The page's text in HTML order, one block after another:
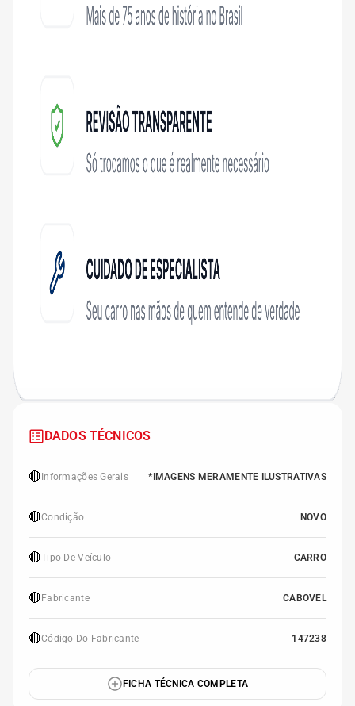
DADOS TÉCNICOS
🔴 Informações Gerais *IMAGENS MERAMENTE ILUSTRATIVAS
🔴Condição NOVO
🔴Tipo De Veículo CARRO
🔴 Fabricante CABOVEL
🔴Código Do Fabricante 147238
FICHA TÉCNICA COMPLETA